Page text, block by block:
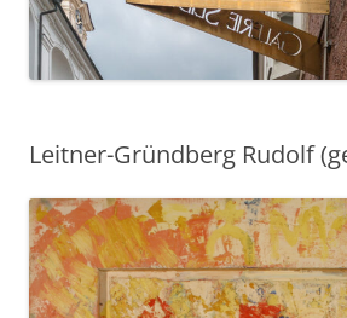
Leitner-Gründberg Rudolf